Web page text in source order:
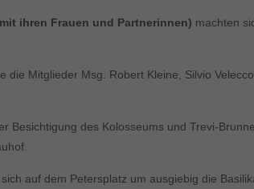
ihren Frauen und Partnerinnen) machten
die Mitglieder Msg. Robert Kleine, Silvio
Besichtigung des Kolosseums und Trevi-
auf dem Petersplatz um ausgiebig die